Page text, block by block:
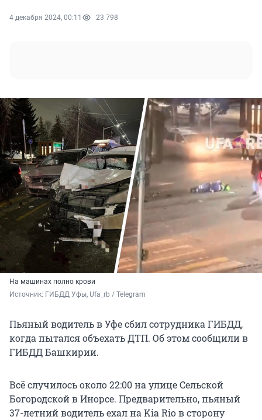
4 декабря 2024, 00:11 23 798
На машинах полно крови
Источник: ГИБДД Уфы, Ufa_rb / Telegram
Пьяный водитель в Уфе сбил сотрудника ГИБДД,
когда пытался объехать ДТП. Об этом сообщили в
ГИБДД Башкирии.
Всё случилось около 22:00 на улице Сельской
Богородской в Инорсе. Предварительно, пьяный
37-летний водитель ехал на Kia Rio в сторону